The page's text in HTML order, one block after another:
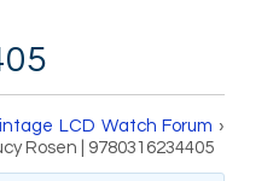
LCD Watch Forum ›
Rosen | 9780316234405